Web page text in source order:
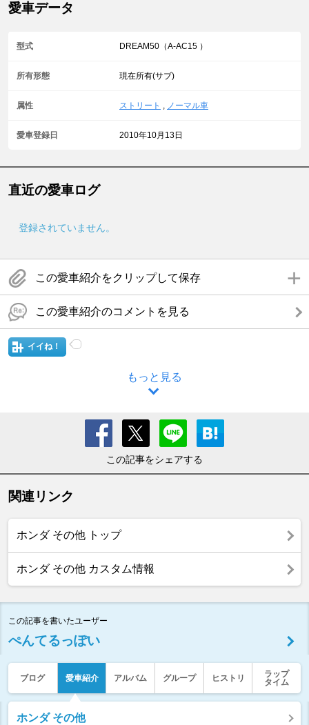
愛車データ
型式 DREAM50（A-AC15 ）
所有形態 現在所有(サブ)
属性 ストリート , ノーマル車
愛車登録日 2010年10月13日
直近の愛車ログ
登録されていません。
この愛車紹介をクリップして保存
この愛車紹介のコメントを見る
イイね！
もっと見る
この記事をシェアする
関連リンク
ホンダ その他 トップ
ホンダ その他 カスタム情報
この記事を書いたユーザー
ぺんてるっぽい
ブログ 愛車紹介 アルバム グループ ヒストリ
ラップ
タイム
ホンダ その他